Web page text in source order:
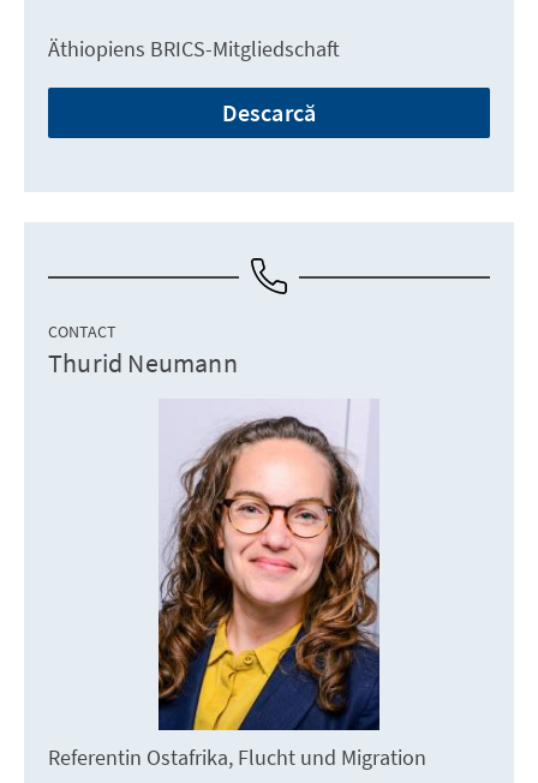
Äthiopiens BRICS-Mitgliedschaft
Descarcă
CONTACT
Thurid Neumann
Referentin Ostafrika, Flucht und Migration